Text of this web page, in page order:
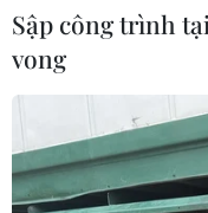
03/08/2026 09:32
Sập công trình
vong